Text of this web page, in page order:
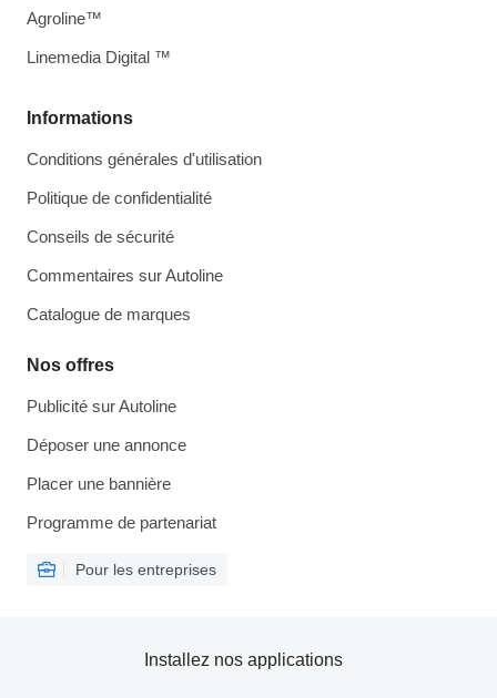
Informations
Conditions générales d'utilisation
Politique de confidentialité
Conseils de sécurité
Commentaires sur Autoline
Catalogue de marques
Nos offres
Publicité sur Autoline
Déposer une annonce
Placer une bannière
Programme de partenariat
Pour les entreprises
Agroline™
Linemedia Digital ™
Installez nos applications